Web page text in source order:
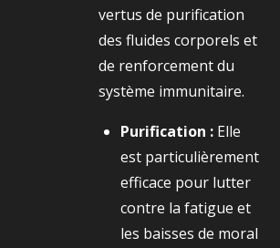
vertus de purification
des fluides corporels et
de renforcement du
système immunitaire.
Purification : Elle
est particulièrement
efficace pour lutter
contre la fatigue et
les baisses de moral